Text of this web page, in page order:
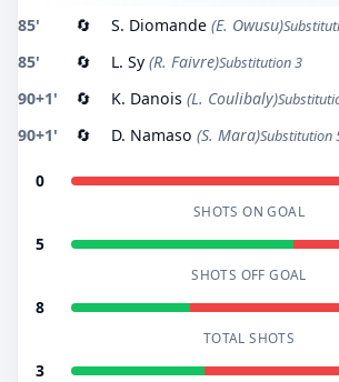
85' 🔄 S. Diomande (E. Owusu)
85' 🔄 L. Sy (R. Faivre)Substitution 3
90+1' 🔄 K. Danois (L. Coulibaly)
90+1' 🔄 D. Namaso (S. Mara)Substitution
0
SHOTS ON GOAL
5
SHOTS OFF GOAL
8
TOTAL SHOTS
3